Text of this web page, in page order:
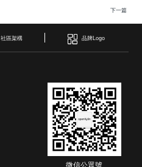
下一篇
社區架構 品牌Logo